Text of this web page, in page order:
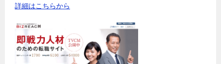
詳細はこちらから